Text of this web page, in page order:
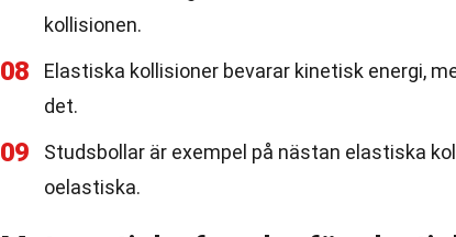
kollisionen.
08
Elastiska kollisioner bevarar kinetisk energi,
det.
09
Studsbollar är exempel på nästan elastiska
oelastiska.